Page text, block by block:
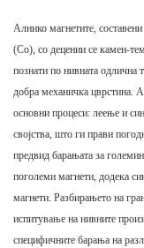
Алнико магнетите,
(Co), со децении се камен-
познати по нивната одлична
добра механичка цврстина.
основни процеси: леење и
својства, што ги прави
предвид барањата за
поголеми магнети, додека
магнети. Разбирањето на
испитување на нивните
специфичните барања на